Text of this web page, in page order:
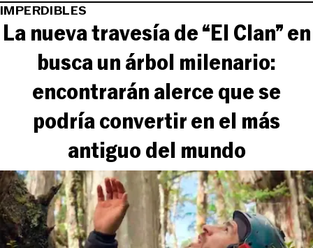
IMPERDIBLES
La nueva travesía de “El Clan” en
busca un árbol milenario:
encontrarán alerce que se
podría convertir en el más
antiguo del mundo